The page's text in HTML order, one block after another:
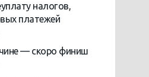
налогов,
платежей
— скоро финиш